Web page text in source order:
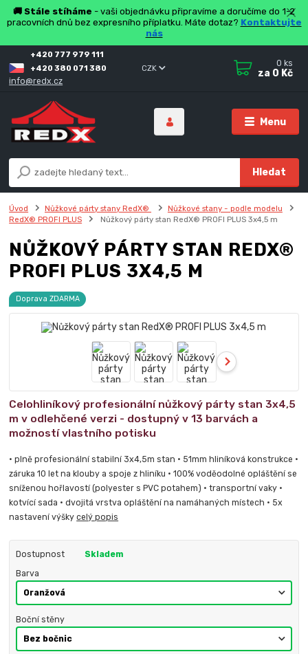
🚚 Stále stíháme - vaši objednávku připravíme a doručíme do 1-2
pracovních dnů bez expresního příplatku. Máte dotaz? Kontaktujte
nás
Menu
CZK
Hledat
+420 777 979 111
+420 380 071 380
info@redx.cz
0 ks
za 0 Kč
Úvod Nůžkové párty stany RedX®
Nůžkové stany - podle modelu
RedX® PROFI PLUS
Nůžkový párty stan RedX® PROFI PLUS 3x4,5 m
NŮŽKOVÝ PÁRTY STAN REDX®
PROFI PLUS 3X4,5 M
Doprava ZDARMA
Celohliníkový profesionální nůžkový párty stan 3x4,5
m v odlehčené verzi - dostupný v 13 barvách a
možností vlastního potisku
• plně profesionální stabilní 3x4,5m stan • 51mm hliníková konstrukce •
záruka 10 let na klouby a spoje z hliníku • 100% voděodolné opláštění se
sníženou hořlavostí (polyester s PVC potahem) • transportní vaky •
kotvící sada • dvojitá vrstva opláštění na namáhaných místech • 5x
nastavení výškycelý popis
Dostupnost Skladem
Barva
Boční stěny